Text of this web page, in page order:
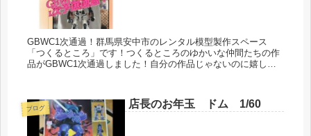
GBWC1次通過！群馬県安中市のレンタル模型製作スペース
「つくるところ」です！つくるところのゆかいな仲間たちの作
品がGBWC1次通過しました！自分の作品じゃないのに嬉しす
ブログ 店長のお年玉 ドム 1/60